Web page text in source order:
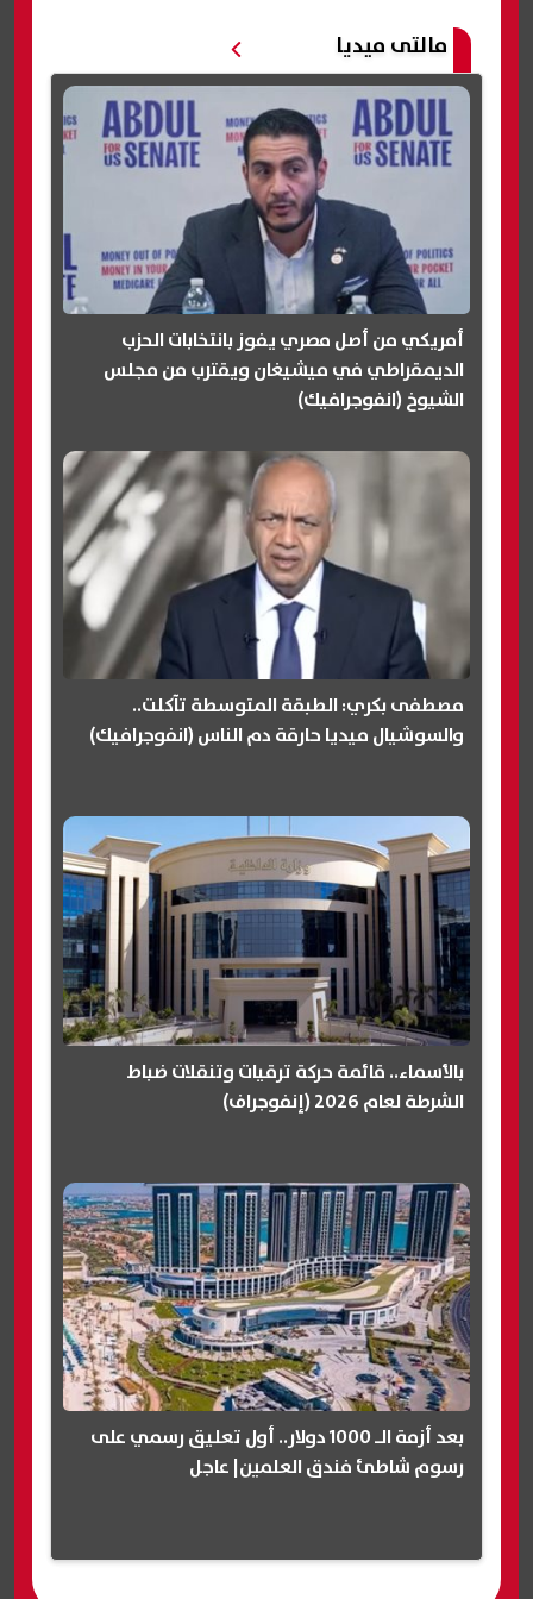
مالتى ميديا
أمريكي من أصل مصري يفوز بانتخابات الحزب
الديمقراطي في ميشيغان ويقترب من مجلس
الشيوخ (انفوجرافيك)
مصطفى بكري: الطبقة المتوسطة تآكلت..
والسوشيال ميديا حارقة دم الناس (انفوجرافيك)
بالأسماء.. قائمة حركة ترقيات وتنقلات ضباط
الشرطة لعام 2026 (إنفوجراف)
بعد أزمة الـ 1000 دولار.. أول تعليق رسمي على
رسوم شاطئ فندق العلمين| عاجل